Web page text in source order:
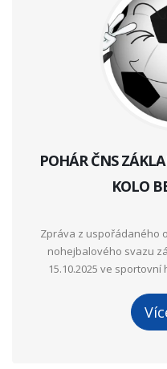
POHÁR ČNS
KOLO
Zpráva z uspořádaného
nohejbalového svazu
15.10.2025 ve